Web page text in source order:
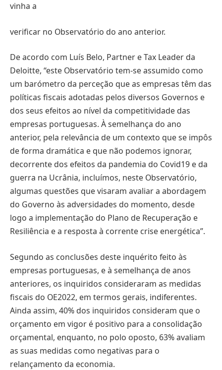
vinha a
verificar no Observatório do ano anterior.
De acordo com Luís Belo, Partner e Tax Leader da
Deloitte, “este Observatório tem-se assumido como
um barómetro da perceção que as empresas têm das
políticas fiscais adotadas pelos diversos Governos e
dos seus efeitos ao nível da competitividade das
empresas portuguesas. À semelhança do ano
anterior, pela relevância de um contexto que se impôs
de forma dramática e que não podemos ignorar,
decorrente dos efeitos da pandemia do Covid19 e da
guerra na Ucrânia, incluímos, neste Observatório,
algumas questões que visaram avaliar a abordagem
do Governo às adversidades do momento, desde
logo a implementação do Plano de Recuperação e
Resiliência e a resposta à corrente crise energética”.
Segundo as conclusões deste inquérito feito às
empresas portuguesas, e à semelhança de anos
anteriores, os inquiridos consideraram as medidas
fiscais do OE2022, em termos gerais, indiferentes.
Ainda assim, 40% dos inquiridos consideram que o
orçamento em vigor é positivo para a consolidação
orçamental, enquanto, no polo oposto, 63% avaliam
as suas medidas como negativas para o
relançamento da economia.